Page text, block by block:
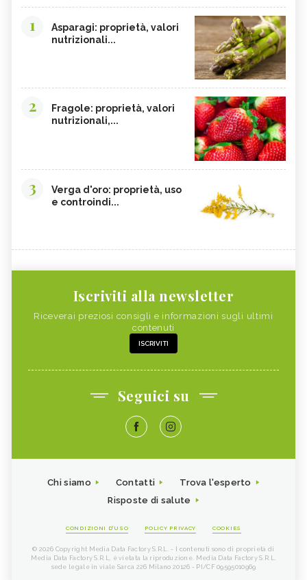
1
Asparagi: proprietà, valori
nutrizionali...
2
Fragole: proprietà, valori
nutrizionali,...
3
Verga d'oro: proprietà, uso
e controindi...
Iscriviti alla newsletter
Riceverai preziosi consigli e informazioni sugli ultimi
contenuti
ISCRIVITI
Seguici su
Chi siamo Contatti
Trova l'esperto
Risposte di salute
CONDIZIONI D'USO POLICY PRIVACY COOKIES
© 2026 Copyright Media Data Factory S.R.L. - I contenuti sono di proprietà di
Media Data Factory S.R.L, è vietata la riproduzione. Media Data Factory S.R.L.
sede legale in viale Sarca 226 Milano 20126 - PI/CF 09595010969